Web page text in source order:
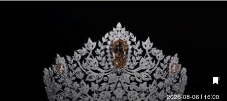
16:00 | 2026-08-06